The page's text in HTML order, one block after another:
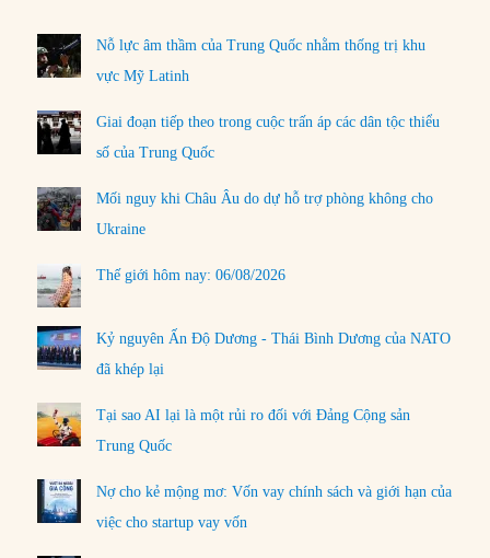
Nỗ lực âm thầm của Trung Quốc nhằm thống trị khu
vực Mỹ Latinh
Giai đoạn tiếp theo trong cuộc trấn áp các dân tộc thiểu
số của Trung Quốc
Mối nguy khi Châu Âu do dự hỗ trợ phòng không cho
Ukraine
Thế giới hôm nay: 06/08/2026
Kỷ nguyên Ấn Độ Dương - Thái Bình Dương của NATO
đã khép lại
Tại sao AI lại là một rủi ro đối với Đảng Cộng sản
Trung Quốc
Nợ cho kẻ mộng mơ: Vốn vay chính sách và giới hạn của
việc cho startup vay vốn